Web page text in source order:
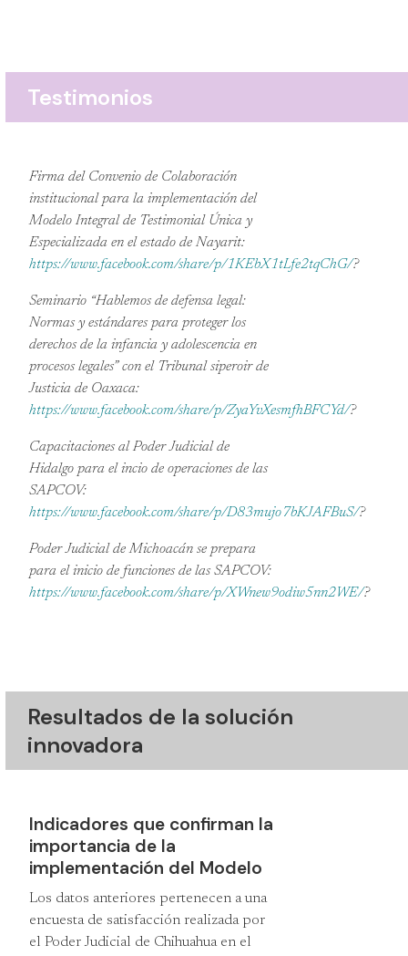
Testimonios
Firma del Convenio de Colaboración
institucional para la implementación del
Modelo Integral de Testimonial Única y
Especializada en el estado de Nayarit:
https://www.facebook.com/share/p/1KEbX1tLfe2tqChG/?
Seminario “Hablemos de defensa legal:
Normas y estándares para proteger los
derechos de la infancia y adolescencia en
procesos legales” con el Tribunal siperoir de
Justicia de Oaxaca:
https://www.facebook.com/share/p/ZyaYvXesmfhBFCYd/?
Capacitaciones al Poder Judicial de
Hidalgo para el incio de operaciones de las
SAPCOV:
https://www.facebook.com/share/p/D83mujo7bKJAFBuS/?
Poder Judicial de Michoacán se prepara
para el inicio de funciones de las SAPCOV:
https://www.facebook.com/share/p/XWnew9odiw5nn2WE/?
Resultados de la solución
innovadora
Indicadores que confirman la
importancia de la
implementación del Modelo
Los datos anteriores pertenecen a una
encuesta de satisfacción realizada por
el Poder Judicial de Chihuahua en el